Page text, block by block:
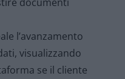
l’avanzamento
visualizzando
se il cliente